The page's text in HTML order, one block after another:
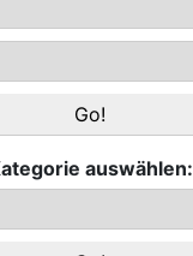
auswählen: